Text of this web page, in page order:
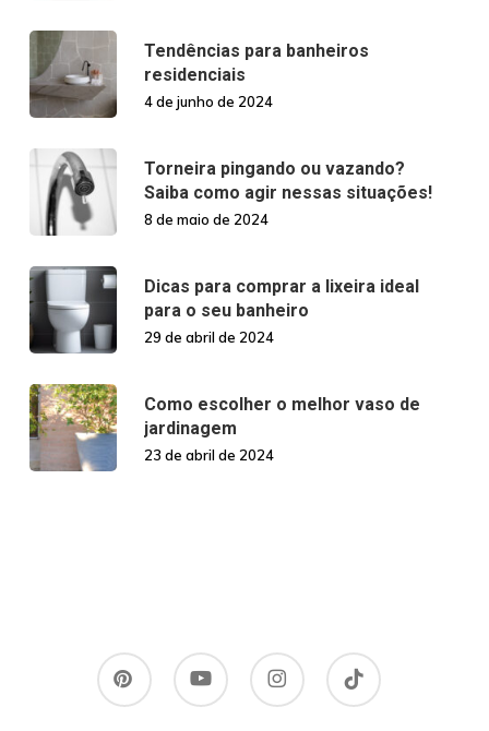
Tendências para banheiros
residenciais
4 de junho de 2024
Torneira pingando ou vazando?
Saiba como agir nessas situações!
8 de maio de 2024
Dicas para comprar a lixeira ideal
para o seu banheiro
29 de abril de 2024
Como escolher o melhor vaso de
jardinagem
23 de abril de 2024
pinterest youtube instagram tiktok